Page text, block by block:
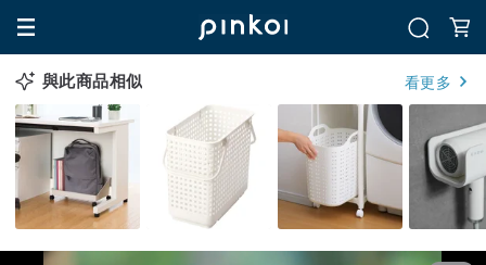
與此商品相似 看更多